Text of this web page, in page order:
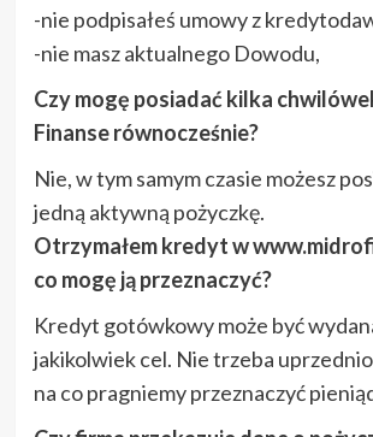
-nie podpisałeś umowy z
-nie masz aktualnego Dowodu,
Czy mogę posiadać kilka
Finanse równocześnie?
Nie, w tym samym czasie możesz
jedną aktywną pożyczkę.
Otrzymałem kredyt w
co mogę ją przeznaczyć?
Kredyt gotówkowy może być
jakikolwiek cel. Nie trzeba
na co pragniemy przeznaczyć